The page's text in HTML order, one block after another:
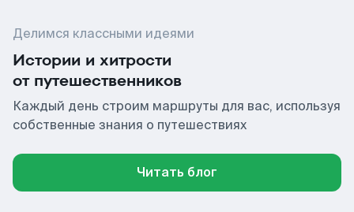
Делимся классными идеями
Истории и хитрости
от путешественников
Каждый день строим маршруты для вас, используя
собственные знания о путешествиях
Читать блог